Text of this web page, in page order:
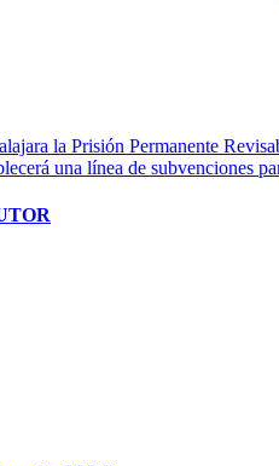
la Prisión Permanente
una línea de subvenciones